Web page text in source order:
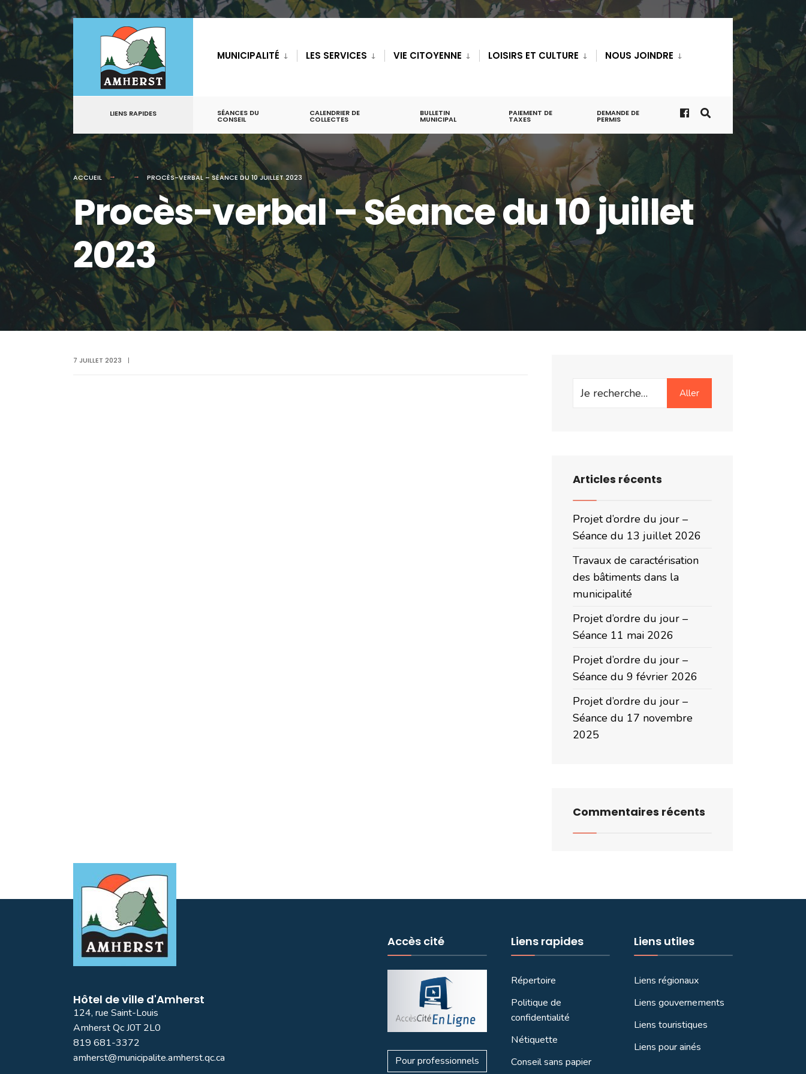
contenu
MUNICIPALITÉ LES SERVICES VIE CITOYENNE LOISIRS ET CULTURE NOUS JOINDRE
LIENS RAPIDES SÉANCES DU
CONSEIL
CALENDRIER DE
COLLECTES
BULLETIN
MUNICIPAL
PAIEMENT DE
TAXES
DEMANDE DE
PERMIS
ACCUEIL PROCÈS-VERBAL – SÉANCE DU 10 JUILLET 2023
Procès-verbal – Séance du 10 juillet
2023
7 JUILLET 2023 |
Search
Aller
Articles récents
Projet d’ordre du jour –
Séance du 13 juillet 2026
Travaux de caractérisation
des bâtiments dans la
municipalité
Projet d’ordre du jour –
Séance 11 mai 2026
Projet d’ordre du jour –
Séance du 9 février 2026
Projet d’ordre du jour –
Séance du 17 novembre
2025
Commentaires récents
Hôtel de ville d'Amherst
124, rue Saint-Louis
Amherst Qc J0T 2L0
819 681-3372
amherst@municipalite.amherst.qc.ca
Accès cité
Pour professionnels
Liens rapides
Répertoire
Politique de
confidentialité
Nétiquette
Conseil sans papier
Liens utiles
Liens régionaux
Liens gouvernements
Liens touristiques
Liens pour ainés